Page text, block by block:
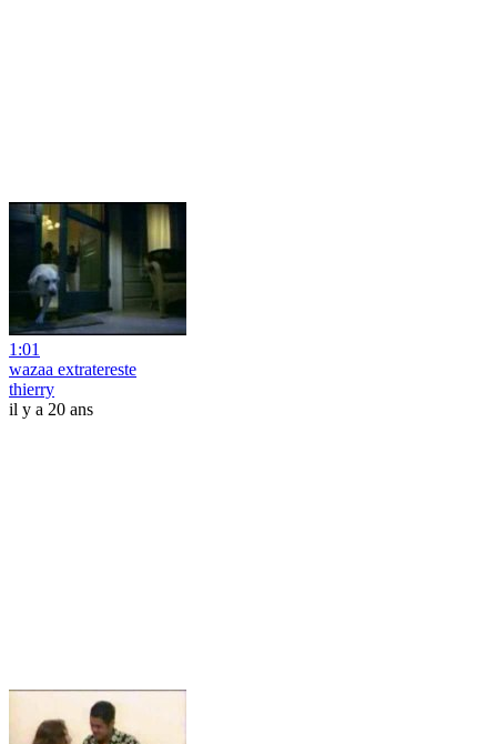
1:01
wazaa extratereste
thierry
il y a 20 ans